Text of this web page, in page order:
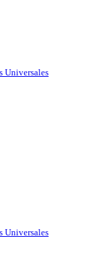
Universales
Universales